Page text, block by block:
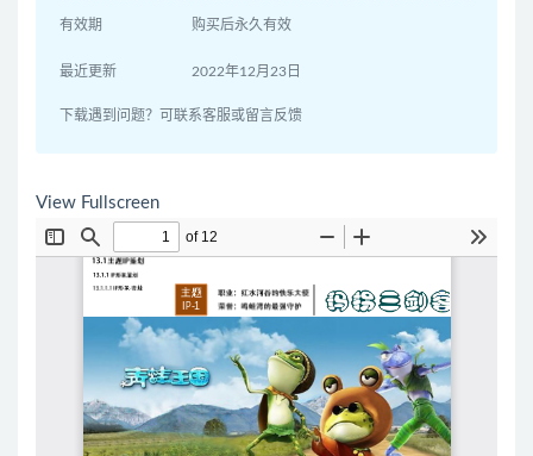
有效期 购买后永久有效
最近更新 2022年12月23日
下载遇到问题？可联系客服或留言反馈
View Fullscreen